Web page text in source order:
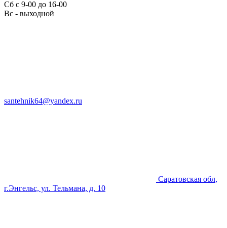
Сб с 9-00 до 16-00
Вс - выходной
santehnik64@yandex.ru
Саратовская обл,
г.Энгельс, ул. Тельмана, д. 10